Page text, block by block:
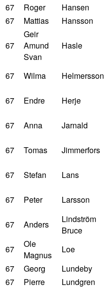
67
Roger Hansen
67
Mattias Hansson
67
Geir
Amund
Svan
Hasle
67 Wilma Helmersson
67 Endre Herje
67 Anna Jarnald
67 Tomas Jimmerfors
67 Stefan Lans
67 Peter Larsson
67 Anders
Lindström
Bruce
67
Ole
Magnus
Loe
67
Georg Lundeby
67
Pierre Lundgren